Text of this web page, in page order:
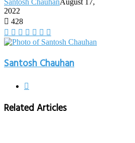
2022
428
Facebook
X WhatsApp
Telegram
ViberLine
via
Email
Santosh Chauhan
Related Articles